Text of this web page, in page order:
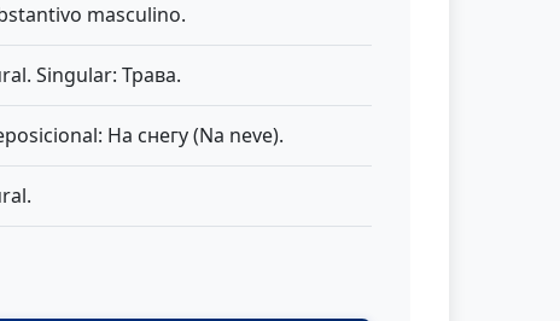
masculino.
Singular: Трава.
На снегу (Na neve).